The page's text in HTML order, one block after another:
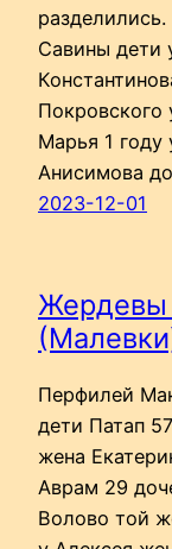
Савины дети
Покровского
Марья 1
Анисимова
2023-12-01
Жердевы
Перфилей
дети Патап
жена
Аврам 29
Волово той